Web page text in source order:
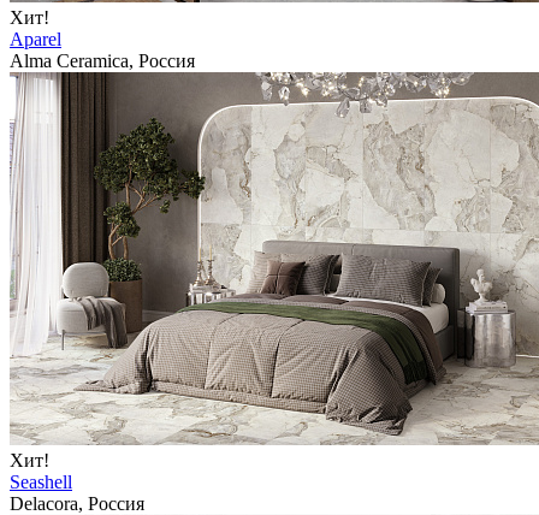
Хит!
Aparel
Alma Ceramica, Россия
Хит!
Seashell
Delacora, Россия